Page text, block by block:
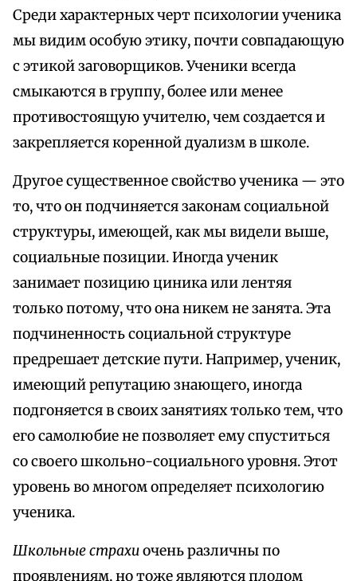
Среди характерных черт психологии ученика
мы видим особую этику, почти совпадающую
с этикой заговорщиков. Ученики всегда
смыкаются в группу, более или менее
противостоящую учителю, чем создается и
закрепляется коренной дуализм в школе.
Другое существенное свойство ученика — это
то, что он подчиняется законам социальной
структуры, имеющей, как мы видели выше,
социальные позиции. Иногда ученик
занимает позицию циника или лентяя
только потому, что она никем не занята. Эта
подчиненность социальной структуре
предрешает детские пути. Например, ученик,
имеющий репутацию знающего, иногда
подгоняется в своих занятиях только тем, что
его самолюбие не позволяет ему спуститься
со своего школьно-социального уровня. Этот
уровень во многом определяет психологию
ученика.
Школьные страхиочень различны по
проявлениям, но тоже являются плодом